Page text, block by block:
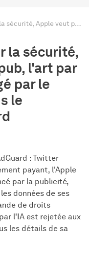
Twitter facture pour la sécurité, Apple veut plus de pub, l'art par l'IA n'est pas protégé par le droit d'auteur, - dans le condensé d'AdGuard
la sécurité,
l'art par
par le
le
: Twitter
payant, l'Apple
par la publicité,
données de ses
de droits
l'IA est rejetée aux
les détails de sa